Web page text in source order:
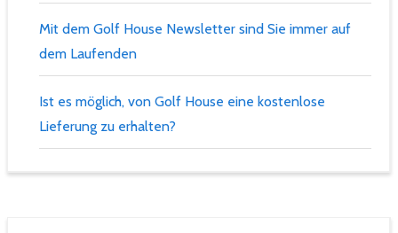
Mit dem Golf House Newsletter sind Sie immer auf
dem Laufenden
Ist es möglich, von Golf House eine kostenlose
Lieferung zu erhalten?